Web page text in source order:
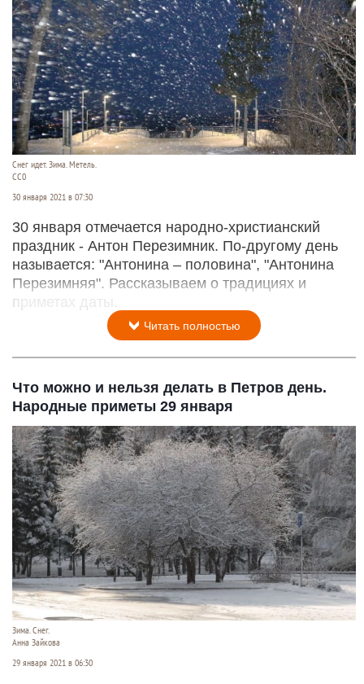
Снег идет. Зима. Метель.
СС0
30 января 2021 в 07:30
30 января отмечается народно-христианский
праздник - Антон Перезимник. По-другому день
называется: "Антонина – половина", "Антонина
Перезимняя". Рассказываем о традициях и
приметах даты.
Читать полностью
Что можно и нельзя делать в Петров день.
Народные приметы 29 января
Зима. Снег.
Анна Зайкова
29 января 2021 в 06:30